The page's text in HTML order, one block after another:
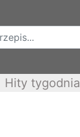
Hity tygodnia